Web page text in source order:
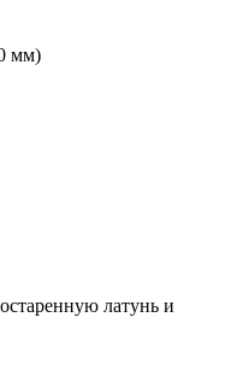
мм)
латунь и